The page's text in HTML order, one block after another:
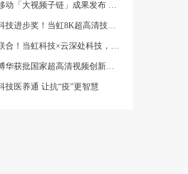
视频子链」成果发布 当虹AIGC技术发挥「锻长」作用
进步奖！当虹8K超高清技术再突破
！当虹科技×云深处科技，重磅签约落地！
国家超高清视频创新中心共建单位 当虹科技战略投资10%
技医养通 让抗“疫”更智慧